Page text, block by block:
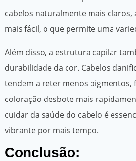
cabelos naturalmente mais claros,
mais fácil, o que permite uma
Além disso, a estrutura capilar
durabilidade da cor. Cabelos
tendem a reter menos pigmentos,
coloração desbote mais
cuidar da saúde do cabelo é
vibrante por mais tempo.
Conclusão: